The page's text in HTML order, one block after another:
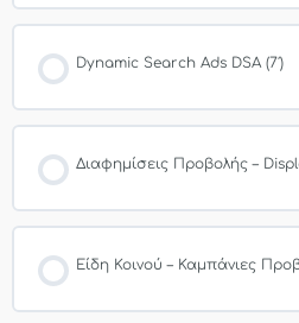
Dynamic Search Ads DSA (7′)
Διαφημίσεις Προβολής –
Είδη Κοινού – Καμπάνιες